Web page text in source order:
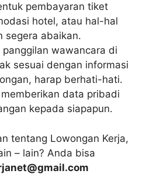
pembayaran tiket
hotel, atau hal-hal
segera abaikan.
wawancara di
sesuai dengan informasi
harap berhati-hati.
data pribadi
kepada siapapun.
tentang Lowongan Kerja,
– lain? Anda bisa